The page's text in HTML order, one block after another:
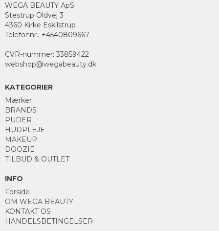
WEGA BEAUTY ApS
Stestrup Oldvej 3
4360 Kirke Eskilstrup
Telefonnr.: +4540809667
CVR-nummer: 33859422
webshop@wegabeauty.dk
KATEGORIER
Mærker
BRANDS
PUDER
HUDPLEJE
MAKEUP
DOOZIE
TILBUD & OUTLET
INFO
Forside
OM WEGA BEAUTY
KONTAKT OS
HANDELSBETINGELSER